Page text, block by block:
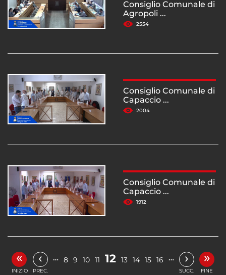
Consiglio Comunale di
Agropoli ...
2554
Consiglio Comunale di
Capaccio ...
2004
Consiglio Comunale di
Capaccio ...
1912
«
INIZIO
‹
PREC.
… 8 9 10 11 12 13 14 15 16 … ›
SUCC.
»
FINE